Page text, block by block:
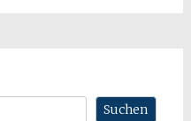
Suchen